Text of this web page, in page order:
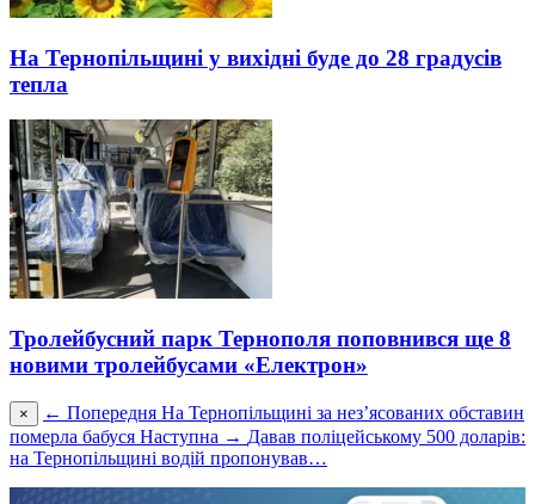
На Тернопільщині у вихідні буде до 28 градусів
тепла
Тролейбусний парк Тернополя поповнився ще 8
новими тролейбусами «Електрон»
× ← Попередня На Тернопільщині за нез’ясованих обставин
померла бабуся Наступна → Давав поліцейському 500 доларів:
на Тернопільщині водій пропонував…